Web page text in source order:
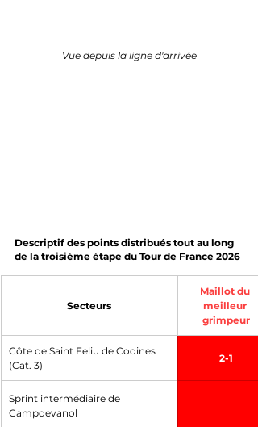
Vue depuis la ligne d'arrivée
Descriptif des points distribués tout au long
de la troisième étape du Tour de France 2026
Secteurs
Maillot du
meilleur
grimpeur
Côte de Saint Feliu de Codines
(Cat. 3)
2-1
Sprint intermédiaire de
Campdevanol